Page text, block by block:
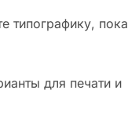
типографику, пока
для печати и